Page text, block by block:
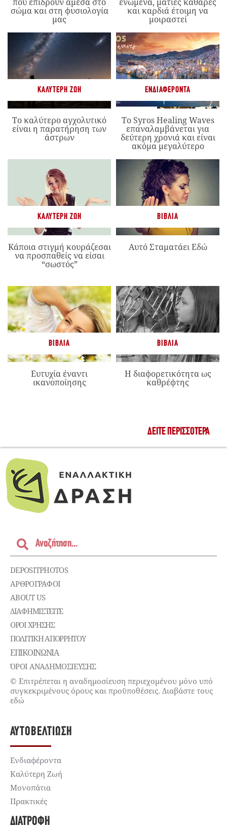
σώμα και στη φυσιολογία
μας
και καρδιά έτοιμη να
μοιραστεί
ΚΑΛΎΤΕΡΗ ΖΩΉ
Το καλύτερο αγχολυτικό
είναι η παρατήρηση των
άστρων
ΕΝΔΙΑΦΈΡΟΝΤΑ
Το Syros Healing Waves
επαναλαμβάνεται για
δεύτερη χρονιά και είναι
ακόμα μεγαλύτερο
ΚΑΛΎΤΕΡΗ ΖΩΉ
Κάποια στιγμή κουράζεσαι
να προσπαθείς να είσαι
“σωστός”
ΒΙΒΛΊΑ
Αυτό Σταματάει Εδώ
ΒΙΒΛΊΑ
Ευτυχία έναντι
ικανοποίησης
ΒΙΒΛΊΑ
Η διαφορετικότητα ως
καθρέφτης
ΔΕΊΤΕ ΠΕΡΙΣΣΌΤΕΡΑ
DEPOSITPHOTOS
ΑΡΘΡΟΓΡΑΦΟΙ
ABOUT US
ΔΙΑΦΗΜΙΣΤΕΊΤΕ
ΌΡΟΙ ΧΡΉΣΗΣ
ΠΟΛΙΤΙΚΉ ΑΠΟΡΡΉΤΟΥ
ΕΠΙΚΟΙΝΩΝΊΑ
ΌΡΟΙ ΑΝΑΔΗΜΟΣΙΕΥΣΗΣ
© Επιτρέπεται η αναδημοσίευση περιεχομένου μόνο υπό
συγκεκριμένους όρους και προϋποθέσεις. Διαβάστε τους
εδώ
ΑΥΤΟΒΕΛΤΊΩΣΗ
Ενδιαφέροντα
Καλύτερη Ζωή
Μονοπάτια
Πρακτικές
ΔΙΑΤΡΟΦΉ